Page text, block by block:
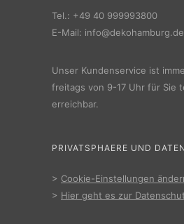
Tel.: +49 40 999993800
E-Mail: info@dekohamburg.de
Unser Kundenservice ist
freitags von 9-17 Uhr für Sie
erreichbar.
PRIVATSPHAERE UND
> Cookie-Einstellungen
> Hier geht es zur